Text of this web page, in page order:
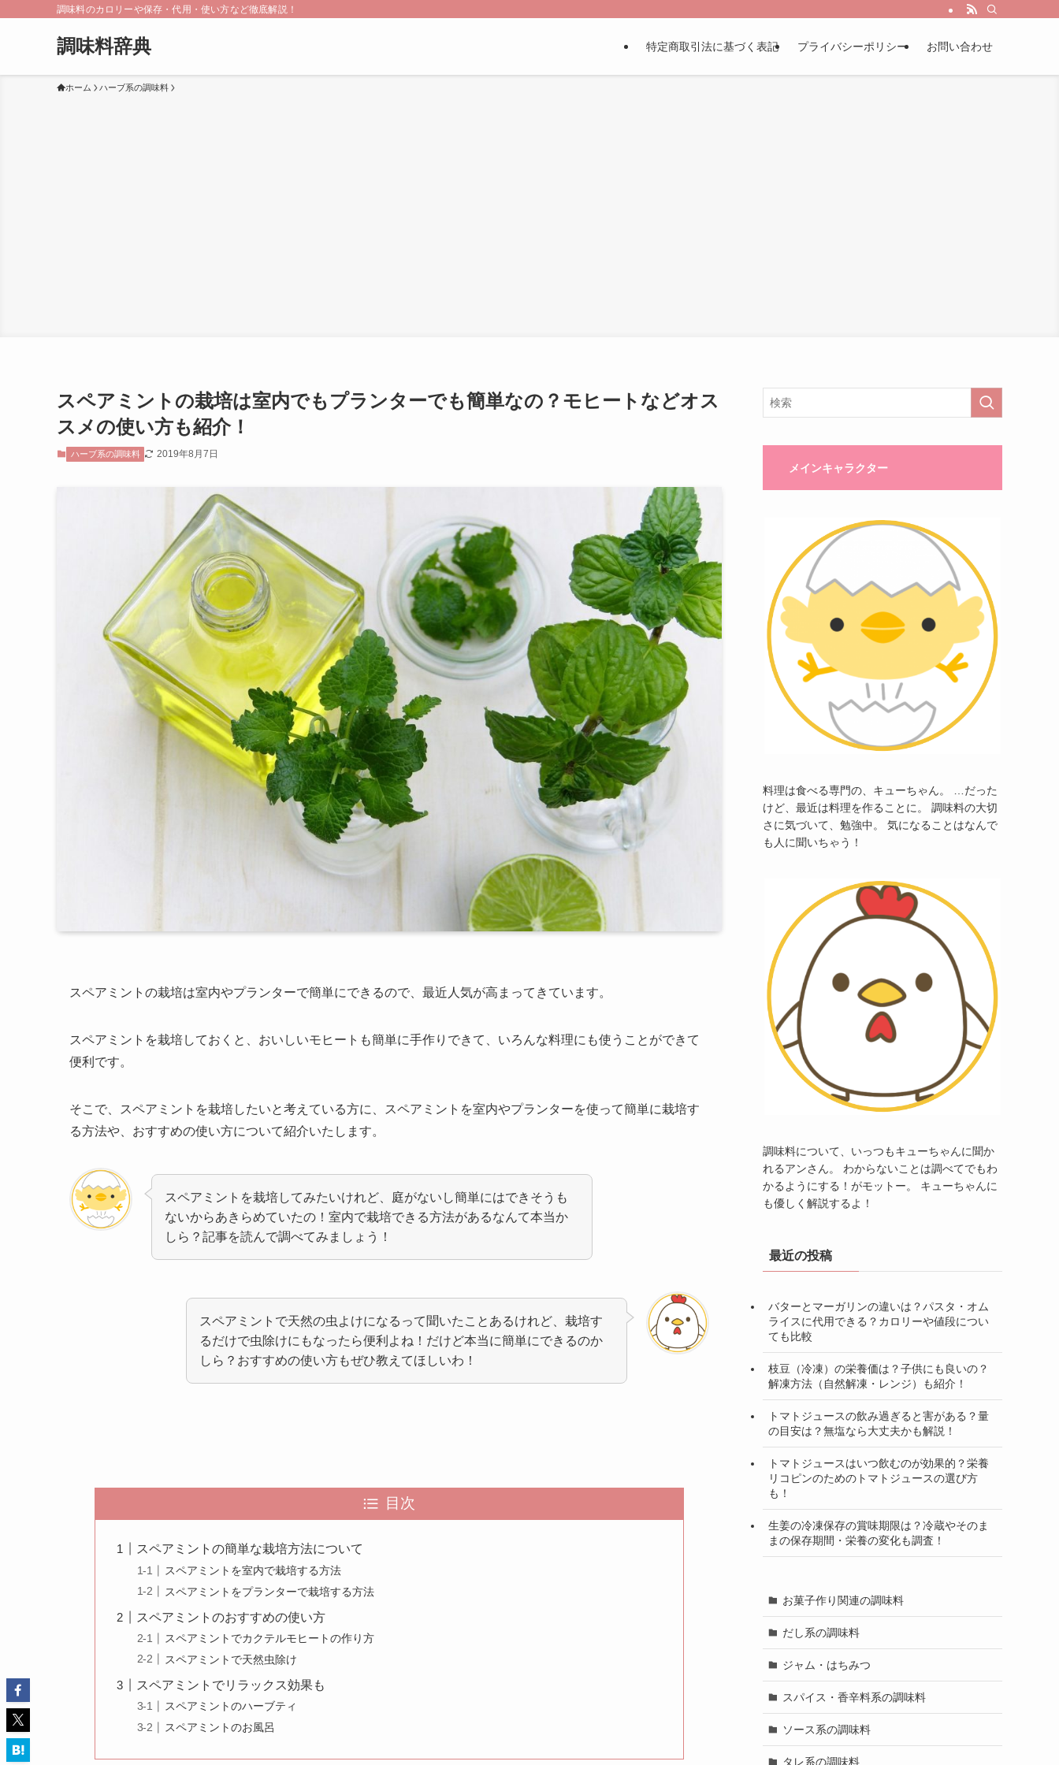
調味料のカロリーや保存・代用・使い方など徹底解説！
調味料辞典 特定商取引法に基づく表記 プライバシーポリシー お問い合わせ
ホーム ハーブ系の調味料
スペアミントの栽培は室内でもプランターでも簡単なの？モヒートなどオス
スメの使い方も紹介！
ハーブ系の調味料 2019年8月7日
スペアミントの栽培は室内やプランターで簡単にできるので、最近人気が高まってきています。
スペアミントを栽培しておくと、おいしいモヒートも簡単に手作りできて、いろんな料理にも使うことができて
便利です。
そこで、スペアミントを栽培したいと考えている方に、スペアミントを室内やプランターを使って簡単に栽培す
る方法や、おすすめの使い方について紹介いたします。
スペアミントを栽培してみたいけれど、庭がないし簡単にはできそうも
ないからあきらめていたの！室内で栽培できる方法があるなんて本当か
しら？記事を読んで調べてみましょう！
スペアミントで天然の虫よけになるって聞いたことあるけれど、栽培す
るだけで虫除けにもなったら便利よね！だけど本当に簡単にできるのか
しら？おすすめの使い方もぜひ教えてほしいわ！
目次
スペアミントの簡単な栽培方法について
スペアミントを室内で栽培する方法
スペアミントをプランターで栽培する方法
スペアミントのおすすめの使い方
スペアミントでカクテルモヒートの作り方
スペアミントで天然虫除け
スペアミントでリラックス効果も
スペアミントのハーブティ
スペアミントのお風呂
メインキャラクター
料理は食べる専門の、キューちゃん。 …だった
けど、最近は料理を作ることに。 調味料の大切
さに気づいて、勉強中。 気になることはなんで
も人に聞いちゃう！
調味料について、いっつもキューちゃんに聞か
れるアンさん。 わからないことは調べてでもわ
かるようにする！がモットー。 キューちゃんに
も優しく解説するよ！
最近の投稿
バターとマーガリンの違いは？パスタ・オム
ライスに代用できる？カロリーや値段につい
ても比較
枝豆（冷凍）の栄養価は？子供にも良いの？
解凍方法（自然解凍・レンジ）も紹介！
トマトジュースの飲み過ぎると害がある？量
の目安は？無塩なら大丈夫かも解説！
トマトジュースはいつ飲むのが効果的？栄養
リコピンのためのトマトジュースの選び方
も！
生姜の冷凍保存の賞味期限は？冷蔵やそのま
まの保存期間・栄養の変化も調査！
お菓子作り関連の調味料
だし系の調味料
ジャム・はちみつ
スパイス・香辛料系の調味料
ソース系の調味料
タレ系の調味料